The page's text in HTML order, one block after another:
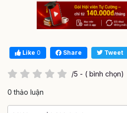
Like 0 Share Tweet
/5 - ( bình chọn)
0 thảo luận